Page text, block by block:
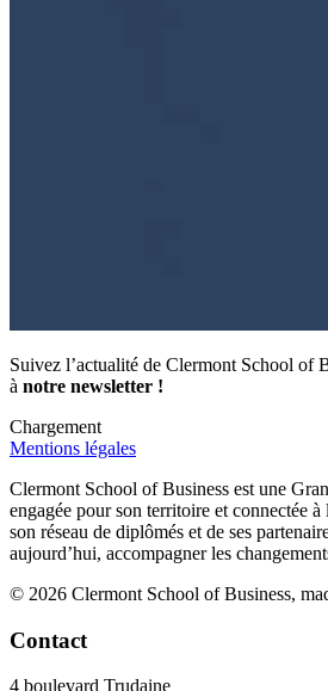
Suivez l’actualité de Clermont School of
à notre newsletter !
Chargement
Mentions légales
Clermont School of Business est une
engagée pour son territoire et connectée
son réseau de diplômés et de ses
aujourd’hui, accompagner les
© 2026 Clermont School of Business,
Contact
4 boulevard Trudaine